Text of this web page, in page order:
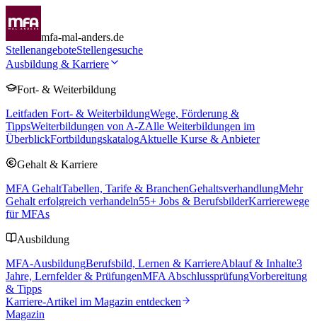
mfa-mal-anders.de
StellenangeboteStellengesuche
Ausbildung & Karriere
Fort- & Weiterbildung
Leitfaden Fort- & WeiterbildungWege, Förderung &
TippsWeiterbildungen von A-ZAlle Weiterbildungen im
ÜberblickFortbildungskatalogAktuelle Kurse & Anbieter
Gehalt & Karriere
MFA GehaltTabellen, Tarife & BranchenGehaltsverhandlungMehr
Gehalt erfolgreich verhandeln55+ Jobs & BerufsbilderKarrierewege
für MFAs
Ausbildung
MFA-AusbildungBerufsbild, Lernen & KarriereAblauf & Inhalte3
Jahre, Lernfelder & PrüfungenMFA AbschlussprüfungVorbereitung
& Tipps
Karriere-Artikel im Magazin entdecken
Magazin